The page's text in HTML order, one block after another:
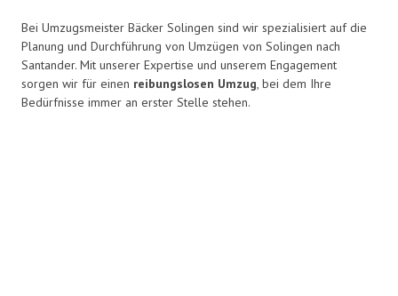
Bei Umzugsmeister Bäcker Solingen sind wir spezialisiert auf die
Planung und Durchführung von Umzügen von Solingen nach
Santander. Mit unserer Expertise und unserem Engagement
sorgen wir für einen reibungslosen Umzug, bei dem Ihre
Bedürfnisse immer an erster Stelle stehen.